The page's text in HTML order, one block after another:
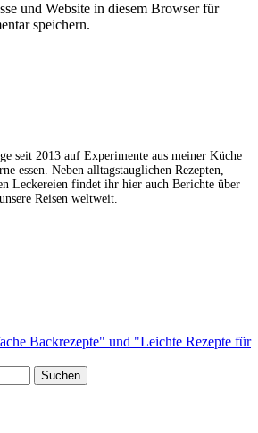
und Website in diesem Browser für
speichern.
seit 2013 auf Experimente aus meiner Küche
essen. Neben alltagstauglichen Rezepten,
Leckereien findet ihr hier auch Berichte über
unsere Reisen weltweit.